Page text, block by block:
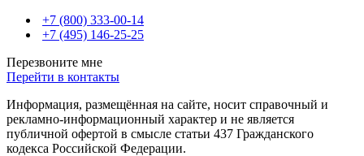
+7 (800) 333-00-14
+7 (495) 146-25-25
Перезвоните мне
Перейти в контакты
Информация, размещённая на сайте, носит справочный и
рекламно-информационный характер и не является
публичной офертой в смысле статьи 437 Гражданского
кодекса Российской Федерации.